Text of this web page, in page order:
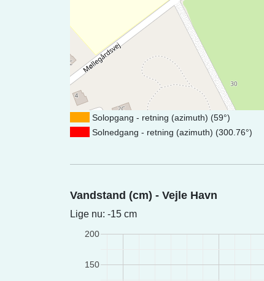
Solopgang - retning (azimuth) (59°)
Solnedgang - retning (azimuth) (300.76°)
Vandstand (cm) - Vejle Havn
Lige nu: -15 cm
150
200